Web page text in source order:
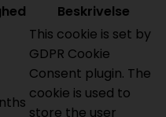
Beskrivelse
This cookie is set by
GDPR Cookie
Consent plugin. The
cookie is used to
store the user